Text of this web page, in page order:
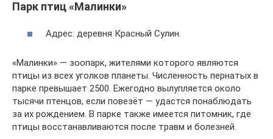
Парк птиц «Малинки»
Адрес: деревня Красный Сулин.
«Малинки» — зоопарк, жителями которого являются
птицы из всех уголков планеты. Численность пернатых в
парке превышает 2500. Ежегодно вылупляется около
тысячи птенцов, если повезёт — удастся понаблюдать
за их рождением. В парке также имеется питомник, где
птицы восстанавливаются после травм и болезней.